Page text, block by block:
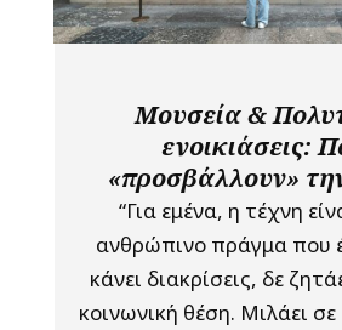
Μουσεία &
ενοικιάσεις:
«προσβάλλουν»
“Για εμένα, η τέχνη
ανθρώπινο πράγμα που
κάνει διακρίσεις, δε
κοινωνική θέση. Μιλάει σε